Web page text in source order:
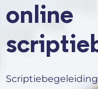
online